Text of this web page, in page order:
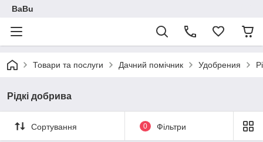
BaBu
Товари та послуги Дачний помічник Удобрения
Рідкі добрива
Сортування 0 Фільтри